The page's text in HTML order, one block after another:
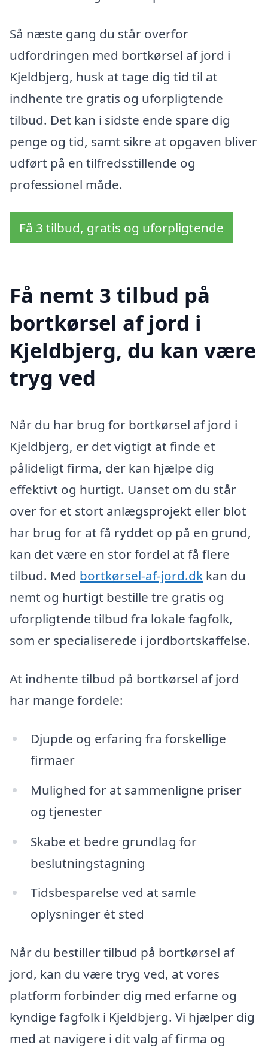
Så næste gang du står overfor
udfordringen med bortkørsel af jord i
Kjeldbjerg, husk at tage dig tid til at
indhente tre gratis og uforpligtende
tilbud. Det kan i sidste ende spare dig
penge og tid, samt sikre at opgaven bliver
udført på en tilfredsstillende og
professionel måde.
Få 3 tilbud, gratis og uforpligtende
Få nemt 3 tilbud på
bortkørsel af jord i
Kjeldbjerg, du kan være
tryg ved
Når du har brug for bortkørsel af jord i
Kjeldbjerg, er det vigtigt at finde et
pålideligt firma, der kan hjælpe dig
effektivt og hurtigt. Uanset om du står
over for et stort anlægsprojekt eller blot
har brug for at få ryddet op på en grund,
kan det være en stor fordel at få flere
tilbud. Med bortkørsel-af-jord.dk kan du
nemt og hurtigt bestille tre gratis og
uforpligtende tilbud fra lokale fagfolk,
som er specialiserede i jordbortskaffelse.
At indhente tilbud på bortkørsel af jord
har mange fordele:
Djupde og erfaring fra forskellige
firmaer
Mulighed for at sammenligne priser
og tjenester
Skabe et bedre grundlag for
beslutningstagning
Tidsbesparelse ved at samle
oplysninger ét sted
Når du bestiller tilbud på bortkørsel af
jord, kan du være tryg ved, at vores
platform forbinder dig med erfarne og
kyndige fagfolk i Kjeldbjerg. Vi hjælper dig
med at navigere i dit valg af firma og